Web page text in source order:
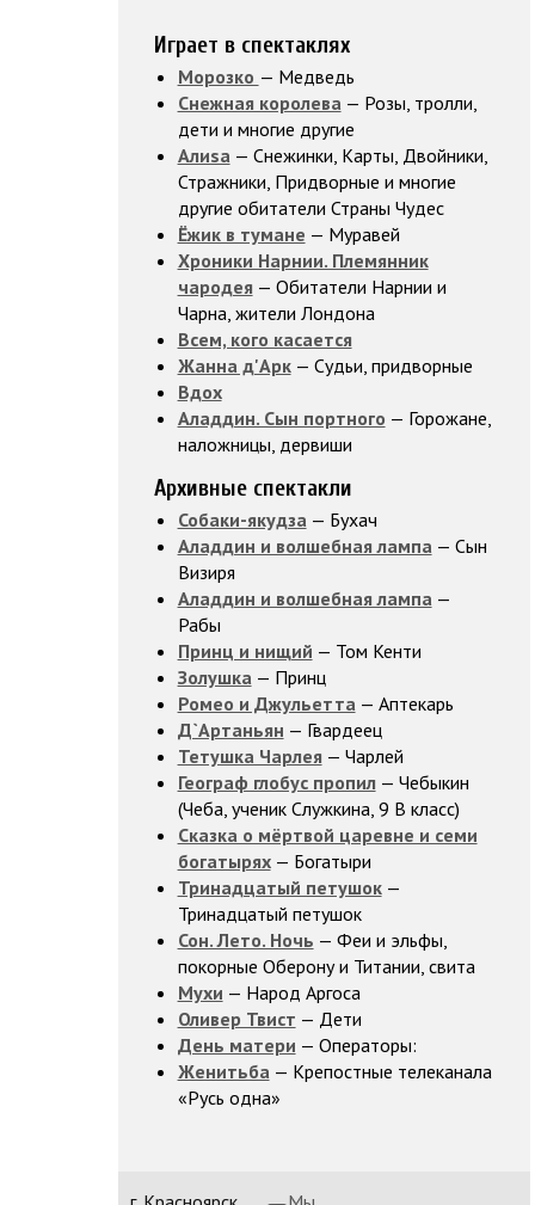
Играет в спектаклях
Морозко — Медведь
Снежная королева— Розы, тролли,
дети и многие другие
Алиsа— Снежинки, Карты, Двойники,
Стражники, Придворные и многие
другие обитатели Страны Чудес
Ёжик в тумане — Муравей
Хроники Нарнии. Племянник
чародея — Обитатели Нарнии и
Чарна, жители Лондона
Всем, кого касается
Жанна д'Арк— Судьи, придворные
Вдох
Аладдин. Сын портного — Горожане,
наложницы, дервиши
Архивные спектакли
Собаки-якудза— Бухач
Аладдин и волшебная лампа— Сын
Визиря
Аладдин и волшебная лампа—
Рабы
Принц и нищий — Том Кенти
Золушка— Принц
Ромео и Джульетта— Аптекарь
Д`Артаньян — Гвардеец
Тетушка Чарлея — Чарлей
Географ глобус пропил — Чебыкин
(Чеба, ученик Служкина, 9 В класс)
Сказка о мёртвой царевне и семи
богатырях— Богатыри
Тринадцатый петушок—
Тринадцатый петушок
Сон. Лето. Ночь — Феи и эльфы,
покорные Оберону и Титании, свита
Мухи — Народ Аргоса
Оливер Твист — Дети
День матери — Операторы:
Женитьба— Крепостные телеканала
«Русь одна»